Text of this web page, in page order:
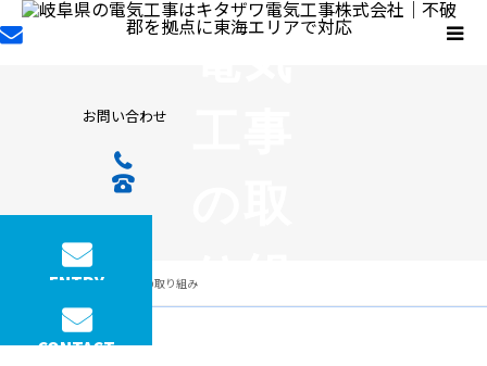
お問い合わせ
ENTRY
CONTACT
り組
キタザワ電気工事の取り組み
コンセプト